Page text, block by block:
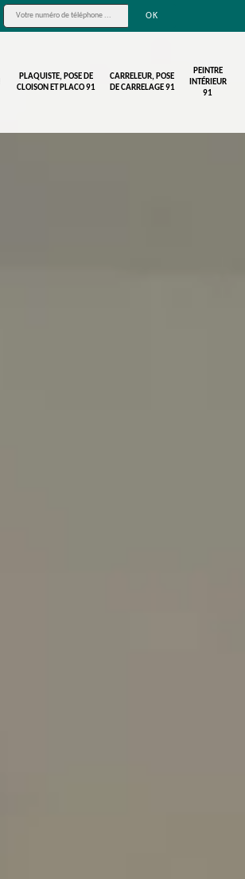
PLAQUISTE, POSE DE
CLOISON ET PLACO 91
CARRELEUR, POSE
DE CARRELAGE 91
PEINTRE
INTÉRIEUR
91